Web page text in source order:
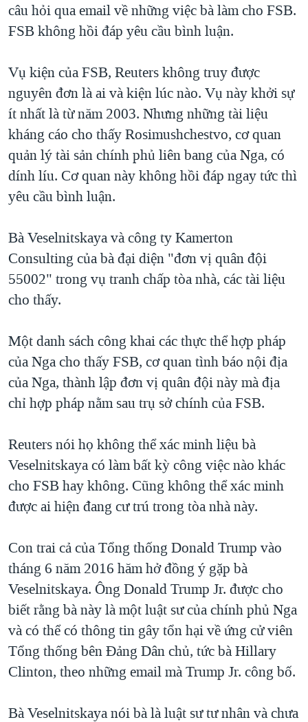
câu hỏi qua email về những việc bà làm cho FSB.
FSB không hồi đáp yêu cầu bình luận.
Vụ kiện của FSB, Reuters không truy được
nguyên đơn là ai và kiện lúc nào. Vụ này khởi sự
ít nhất là từ năm 2003. Nhưng những tài liệu
kháng cáo cho thấy Rosimushchestvo, cơ quan
quản lý tài sản chính phủ liên bang của Nga, có
dính líu. Cơ quan này không hồi đáp ngay tức thì
yêu cầu bình luận.
Bà Veselnitskaya và công ty Kamerton
Consulting của bà đại diện "đơn vị quân đội
55002" trong vụ tranh chấp tòa nhà, các tài liệu
cho thấy.
Một danh sách công khai các thực thể hợp pháp
của Nga cho thấy FSB, cơ quan tình báo nội địa
của Nga, thành lập đơn vị quân đội này mà địa
chỉ hợp pháp nằm sau trụ sở chính của FSB.
Reuters nói họ không thể xác minh liệu bà
Veselnitskaya có làm bất kỳ công việc nào khác
cho FSB hay không. Cũng không thể xác minh
được ai hiện đang cư trú trong tòa nhà này.
Con trai cả của Tổng thống Donald Trump vào
tháng 6 năm 2016 hăm hở đồng ý gặp bà
Veselnitskaya. Ông Donald Trump Jr. được cho
biết rằng bà này là một luật sư của chính phủ Nga
và có thể có thông tin gây tổn hại về ứng cử viên
Tổng thống bên Đảng Dân chủ, tức bà Hillary
Clinton, theo những email mà Trump Jr. công bố.
Bà Veselnitskaya nói bà là luật sư tư nhân và chưa